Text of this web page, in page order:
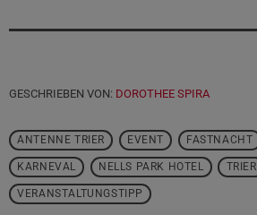
GESCHRIEBEN VON: DOROTHEE SPIRA
ANTENNE TRIER EVENT FASTNACHT
KARNEVAL NELLS PARK HOTEL TRIER
VERANSTALTUNGSTIPP